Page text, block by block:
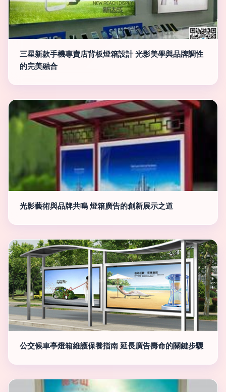
三星新款手機專賣店背板燈箱設計 光影美學與品牌調性
的完美融合
光影藝術與品牌共鳴 燈箱廣告的創新展示之道
公交候車亭燈箱維護保養指南 延長廣告壽命的關鍵步驟